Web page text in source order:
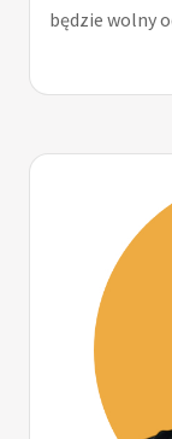
będzie wolny